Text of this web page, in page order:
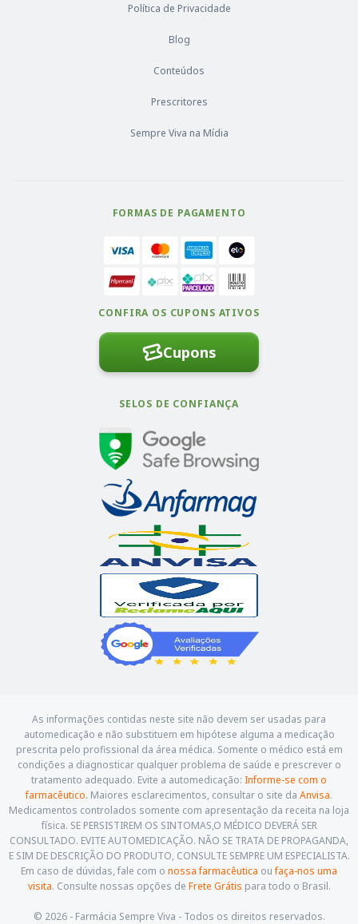
As informações contidas neste site não devem ser usadas para
automedicação e não substituem em hipótese alguma a medicação
prescrita pelo profissional da área médica. Somente o médico está em
condições a diagnosticar qualquer problema de saúde e prescrever o
tratamento adequado. Evite a automedicação: Informe-se com o
farmacêutico. Maiores esclarecimentos, consultar o site da Anvisa.
Medicamentos controlados somente com apresentação da receita na loja
física. SE PERSISTIREM OS SINTOMAS,O MÉDICO DEVERÁ SER
CONSULTADO. EVITE AUTOMEDICAÇÃO. NÃO SE TRATA DE PROPAGANDA,
E SIM DE DESCRIÇÃO DO PRODUTO, CONSULTE SEMPRE UM ESPECIALISTA.
Em caso de dúvidas, fale com o nossa farmacêutica oufaça-nos uma
visita. Consulte nossas opções de Frete Grátis para todo o Brasil.
© 2026 - Farmácia Sempre Viva - Todos os direitos reservados.
Política de Privacidade
Blog
Conteúdos
Prescritores
Sempre Viva na Mídia
FORMAS DE PAGAMENTO
CONFIRA OS CUPONS ATIVOS
Cupons
SELOS DE CONFIANÇA